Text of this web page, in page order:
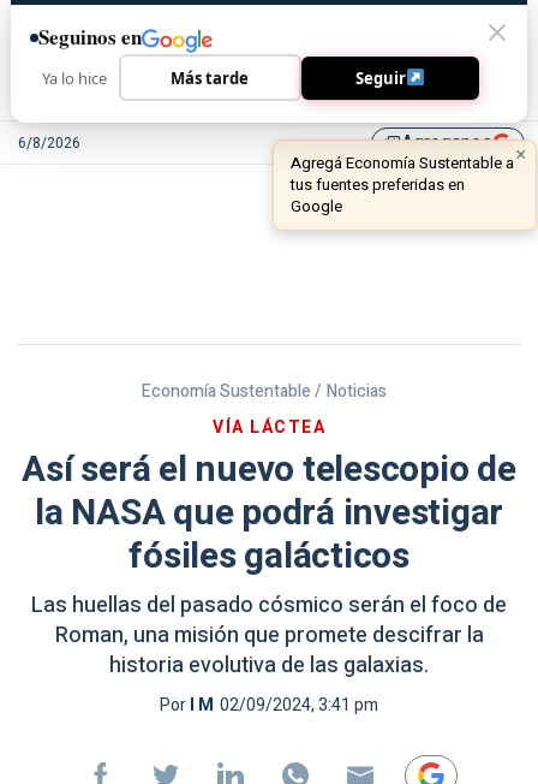
6/8/2026 library_addAgreganos
Economía Sustentable / Noticias
VÍA LÁCTEA
Así será el nuevo telescopio de
la NASA que podrá investigar
fósiles galácticos
Las huellas del pasado cósmico serán el foco de
Roman, una misión que promete descifrar la
historia evolutiva de las galaxias.
PorI M 02/09/2024, 3:41 pm
Seguinos en
Ya lo hice Más tarde Seguir